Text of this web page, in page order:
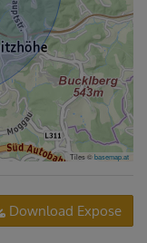
Tiles ©basemap.at
Download Expose